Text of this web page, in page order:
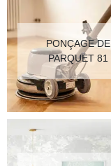
PONÇAGE DE
PARQUET 81